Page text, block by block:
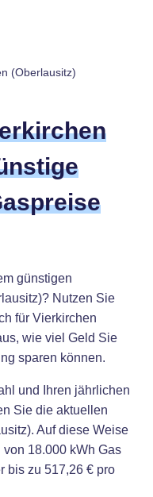
(Oberlausitz)
günstigen
Nutzen Sie
für Vierkirchen
wie viel Geld Sie
sparen können.
und Ihren jährlichen
Sie die aktuellen
Auf diese Weise
18.000 kWh Gas
bis zu 517,26 € pro